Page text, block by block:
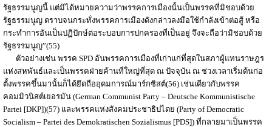
รัฐธรรมนูญนี้ แต่มิได้หมายความว่าพรรคการเมืองนั้นเป็นพรรคที่มิชอบด้วย
รัฐธรรมนูญ ตราบจนกระทั่งพรรคการเมืองดังกล่าวลงมือใช้กำลังเข้าต่อสู้ หรือ
กระทำการอันเป็นปฏิปักษ์ต่อระบอบการปกครองที่เป็นอยู่ จึงจะถือว่ามิชอบด้วย
รัฐธรรมนูญ”(55)
ตัวอย่างเช่น พรรค SPD อันพรรคการเมืองที่เก่าแก่ที่สุดในสภาผู้แทนราษฎร
แห่งสหพันธ์และเป็นพรรคฝ่ายค้านที่ใหญ่ที่สุด ณ ปัจจุบัน ณ ช่วงเวลาเริ่มต้นก่อ
ตั้งพรรคขึ้นมานั้นก็ได้ยึดถืออุดมการณ์มาร์กซิสต์(56) เช่นเดียวกับพรรค
คอมมิวนิสต์เยอรมัน (German Communist Party – Deutsche Kommunistische
Partei [DKP])(57) และพรรคแห่งสังคมประชาธิปไตย (Party of Democratic
Socialism – Partei des Demokratischen Sozialismus [PDS]) ที่กลายมาเป็นพรรค